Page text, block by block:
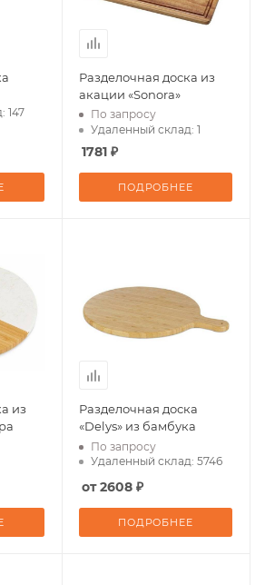
147
Разделочная доска из
акации «Sonora»
По запросу
Удаленный склад: 1
1781 ₽
ПОДРОБНЕЕ
из
Разделочная доска
«Delys» из бамбука
По запросу
Удаленный склад: 5746
от 2608 ₽
ПОДРОБНЕЕ